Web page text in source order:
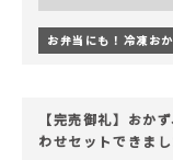
お弁当にも！冷凍お
【完売御礼】おか
わせセットできま